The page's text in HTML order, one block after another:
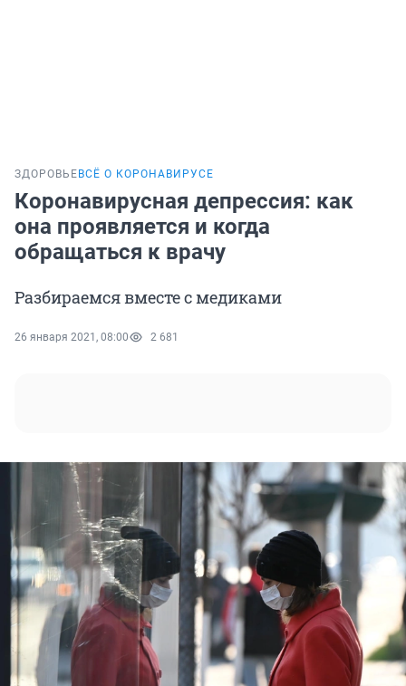
ЗДОРОВЬЕ ВСЁ О КОРОНАВИРУСЕ
Коронавирусная депрессия: как
она проявляется и когда
обращаться к врачу
Разбираемся вместе с медиками
26 января 2021, 08:00 2 681